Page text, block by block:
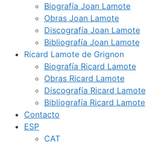
Biografía Joan Lamote
Obras Joan Lamote
Discografía Joan Lamote
Bibliografía Joan Lamote
Ricard Lamote de Grignon
Biografía Ricard Lamote
Obras Ricard Lamote
Discografía Ricard Lamote
Bibliografía Ricard Lamote
Contacto
ESP
CAT